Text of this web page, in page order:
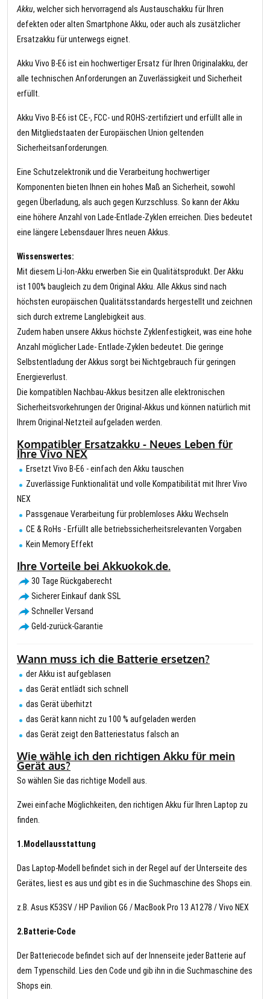
Akku, welcher sich hervorragend als Austauschakku für Ihren
defekten oder alten Smartphone Akku, oder auch als zusätzlicher
Ersatzakku für unterwegs eignet.
Akku Vivo B-E6 ist ein hochwertiger Ersatz für Ihren Originalakku, der
alle technischen Anforderungen an Zuverlässigkeit und Sicherheit
erfüllt.
Akku Vivo B-E6 ist CE-, FCC- und ROHS-zertifiziert und erfüllt alle in
den Mitgliedstaaten der Europäischen Union geltenden
Sicherheitsanforderungen.
Eine Schutzelektronik und die Verarbeitung hochwertiger
Komponenten bieten Ihnen ein hohes Maß an Sicherheit, sowohl
gegen Überladung, als auch gegen Kurzschluss. So kann der Akku
eine höhere Anzahl von Lade-Entlade-Zyklen erreichen. Dies bedeutet
eine längere Lebensdauer Ihres neuen Akkus.
Wissenswertes:
Mit diesem Li-Ion-Akku erwerben Sie ein Qualitätsprodukt. Der Akku
ist 100% baugleich zu dem Original Akku. Alle Akkus sind nach
höchsten europäischen Qualitätsstandards hergestellt und zeichnen
sich durch extreme Langlebigkeit aus.
Zudem haben unsere Akkus höchste Zyklenfestigkeit, was eine hohe
Anzahl möglicher Lade- Entlade-Zyklen bedeutet. Die geringe
Selbstentladung der Akkus sorgt bei Nichtgebrauch für geringen
Energieverlust.
Die kompatiblen Nachbau-Akkus besitzen alle elektronischen
Sicherheitsvorkehrungen der Original-Akkus und können natürlich mit
Ihrem Original-Netzteil aufgeladen werden.
Kompatibler Ersatzakku - Neues Leben für
Ihre Vivo NEX
Ersetzt Vivo B-E6 - einfach den Akku tauschen
Zuverlässige Funktionalität und volle Kompatibilität mit Ihrer Vivo
NEX
Passgenaue Verarbeitung für problemloses Akku Wechseln
CE & RoHs - Erfüllt alle betriebssicherheitsrelevanten Vorgaben
Kein Memory Effekt
Ihre Vorteile bei Akkuokok.de.
30 Tage Rückgaberecht
Sicherer Einkauf dank SSL
Schneller Versand
Geld-zurück-Garantie
Wann muss ich die Batterie ersetzen?
der Akku ist aufgeblasen
das Gerät entlädt sich schnell
das Gerät überhitzt
das Gerät kann nicht zu 100 % aufgeladen werden
das Gerät zeigt den Batteriestatus falsch an
Wie wähle ich den richtigen Akku für mein
Gerät aus?
So wählen Sie das richtige Modell aus.
Zwei einfache Möglichkeiten, den richtigen Akku für Ihren Laptop zu
finden.
1.Modellausstattung
Das Laptop-Modell befindet sich in der Regel auf der Unterseite des
Gerätes, liest es aus und gibt es in die Suchmaschine des Shops ein.
z.B. Asus K53SV / HP Pavilion G6 / MacBook Pro 13 A1278 / Vivo NEX
2.Batterie-Code
Der Batteriecode befindet sich auf der Innenseite jeder Batterie auf
dem Typenschild. Lies den Code und gib ihn in die Suchmaschine des
Shops ein.